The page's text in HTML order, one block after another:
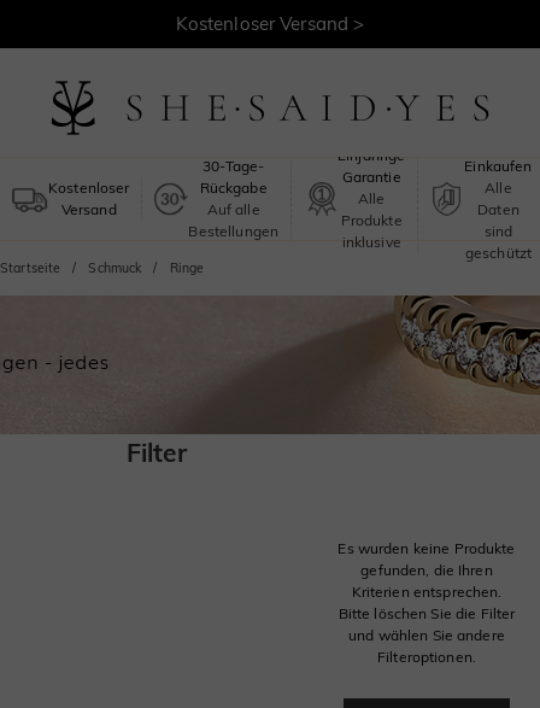
Kostenloser Versand >
Kostenloser
Versand
30-Tage-
Rückgabe
Auf alle
Bestellungen
Einjährige
Garantie
Alle
Produkte
inklusive
Einkaufen
Alle
Daten
sind
geschützt
Startseite Schmuck Ringe
Filter
Es wurden keine Produkte
gefunden, die Ihren
Kriterien entsprechen.
Bitte löschen Sie die Filter
und wählen Sie andere
Filteroptionen.